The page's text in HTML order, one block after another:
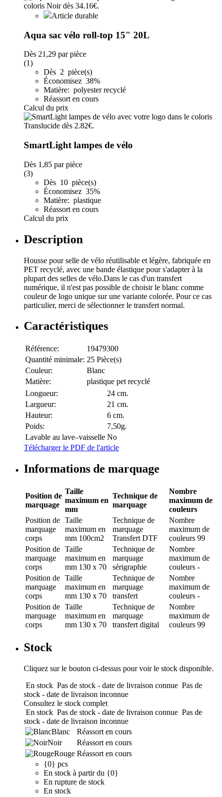
Article durable
Aqua sac vélo roll-top 15" 20L
Dès 21,29 par pièce
(1)
Dès 2 pièce(s)
Économisez 38%
Matière: polyester recyclé
Réassort en cours
Calcul du prix
SmartLight lampes de vélo
Dès 1,85 par pièce
(3)
Dès 10 pièce(s)
Économisez 35%
Matière: plastique
Réassort en cours
Calcul du prix
Description
Housse pour selle de vélo réutilisable et légère, fabriquée en
PET recyclé, avec une bande élastique pour s'adapter à la
plupart des selles de vélo.Dans le cas d'un transfert
numérique, il n'est pas possible de choisir le blanc comme
couleur de logo unique sur une variante colorée. Pour ce cas
particulier, merci de sélectionner le transfert normal.
Caractéristiques
Référence:
19479300
Quantité minimale: 25 Pièce(s)
Couleur:
Blanc
Matière:
plastique pet recyclé
Longueur:
24 cm.
Largueur:
21 cm.
Hauteur:
6 cm.
Poids:
7,50g.
Lavable au lave–vaisselle No
Télécharger le PDF de l'article
Informations de marquage
Position de
marquage
Taille
maximum en
mm
Technique de
marquage
Nombre
maximum de
couleurs
Position de
marquage
corps
Taille
maximum en
mm 100cm2
Technique de
marquage
Transfert DTF
Nombre
maximum de
couleurs 99
Position de
marquage
corps
Taille
maximum en
mm 130 x 70
Technique de
marquage
sérigraphie
Nombre
maximum de
couleurs -
Position de
marquage
corps
Taille
maximum en
mm 130 x 70
Technique de
marquage
transfert
Nombre
maximum de
couleurs -
Position de
marquage
corps
Taille
maximum en
mm 130 x 70
Technique de
marquage
transfert digital
Nombre
maximum de
couleurs 99
Stock
Cliquez sur le bouton ci-dessus pour voir le stock disponible.
En stock Pas de stock - date de livraison connue Pas de
stock - date de livraison inconnue
Consultez le stock complet
En stock Pas de stock - date de livraison connue Pas de
stock - date de livraison inconnue
Blanc
Réassort en cours
Noir
Réassort en cours
Rouge Réassort en cours
{0} pcs
En stock à partir du {0}
En rupture de stock
En stock